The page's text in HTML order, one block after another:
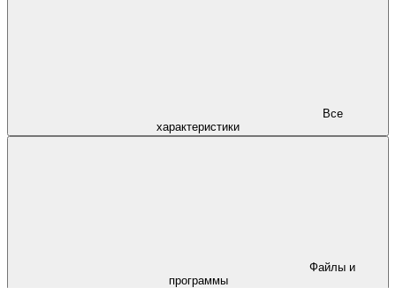
характеристики
программы